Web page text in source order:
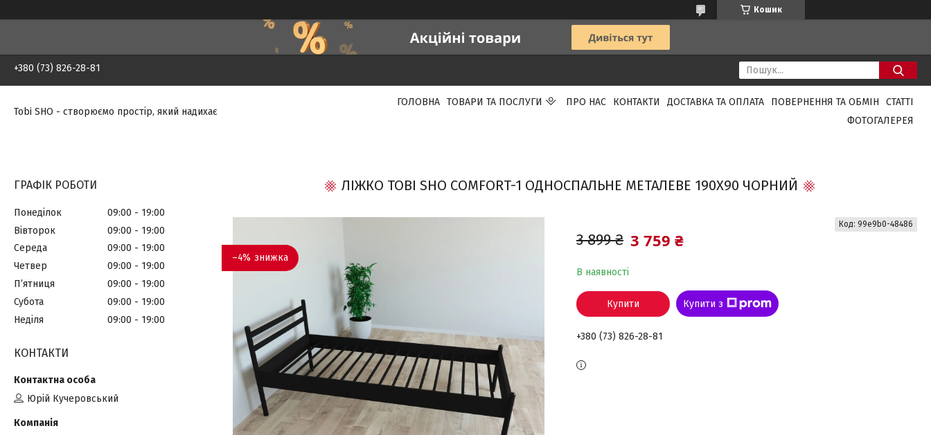
Кошик
+380 (73) 826-28-81
Tobi SHO - створюємо простір, який надихає
ГОЛОВНА ТОВАРИ ТА ПОСЛУГИ ПРО НАС КОНТАКТИ ДОСТАВКА ТА ОПЛАТА ПОВЕРНЕННЯ ТА ОБМІН
СТАТТІ
ФОТОГАЛЕРЕЯ
ЛІЖКО TOBI SHO COMFORT-1 ОДНОСПАЛЬНЕ МЕТАЛЕВЕ 190X90 ЧОРНИЙ
–4%
3 899 ₴ 3 759 ₴
В наявності
Код: 99e9b0-48486
Купити Купити з
+380 (73) 826-28-81
ГРАФІК РОБОТИ
Понеділок 09:00
19:00
Вівторок
09:00
19:00
Середа
09:00
19:00
Четвер
09:00
19:00
Пʼятниця
09:00
19:00
Субота
09:00
19:00
Неділя
09:00 19:00
КОНТАКТИ
Юрій Кучеровський